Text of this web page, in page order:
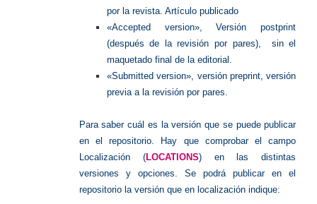
por la revista. Artículo publicado
«Accepted version», Versión postprint
(después de la revisión por pares), sin el
maquetado final de la editorial.
«Submitted version», versión preprint, versión
previa a la revisión por pares.
Para saber cuál es la versión que se puede publicar
en el repositorio. Hay que comprobar el campo
Localización (LOCATIONS) en las distintas
versiones y opciones. Se podrá publicar en el
repositorio la versión que en localización indique: